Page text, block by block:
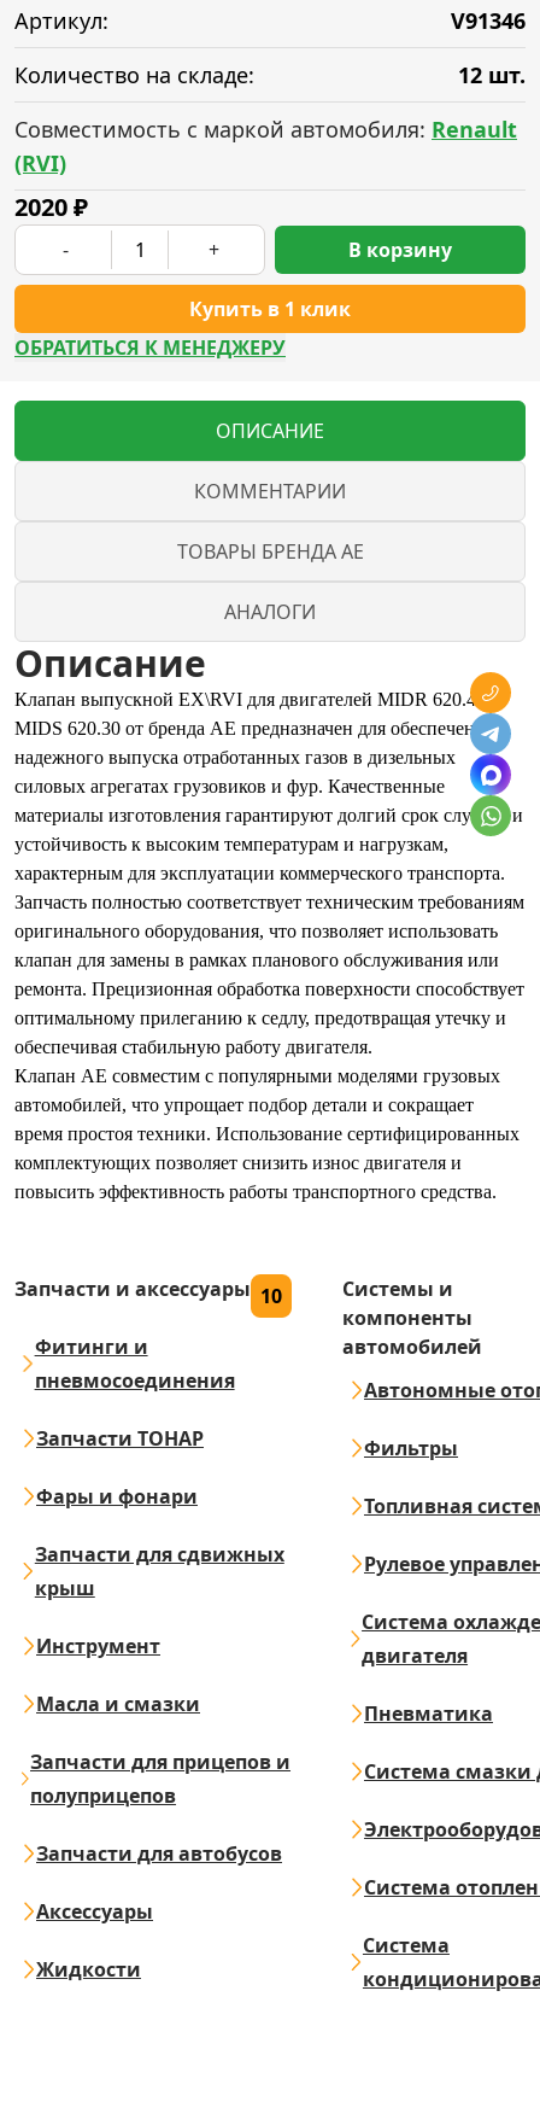
Артикул:
V91346
Количество на складе:
12 шт.
Совместимость с маркой автомобиля: Renault
(RVI)
2020₽
- +
Купить в 1 клик
В корзину
ОБРАТИТЬСЯ К МЕНЕДЖЕРУ
ОПИСАНИЕ
КОММЕНТАРИИ
ТОВАРЫ БРЕНДА AE
АНАЛОГИ
Описание
Клапан выпускной EX\RVI для двигателей MIDR 620.45 и
MIDS 620.30 от бренда AE предназначен для обеспечения
надежного выпуска отработанных газов в дизельных
силовых агрегатах грузовиков и фур. Качественные
материалы изготовления гарантируют долгий срок службы и
устойчивость к высоким температурам и нагрузкам,
характерным для эксплуатации коммерческого транспорта.
Запчасть полностью соответствует техническим требованиям
оригинального оборудования, что позволяет использовать
клапан для замены в рамках планового обслуживания или
ремонта. Прецизионная обработка поверхности способствует
оптимальному прилеганию к седлу, предотвращая утечку и
обеспечивая стабильную работу двигателя.
Клапан AE совместим с популярными моделями грузовых
автомобилей, что упрощает подбор детали и сокращает
время простоя техники. Использование сертифицированных
комплектующих позволяет снизить износ двигателя и
повысить эффективность работы транспортного средства.
Запчасти и аксессуары 10
Фитинги и
пневмосоединения
Запчасти ТОНАР
Фары и фонари
Запчасти для сдвижных
крыш
Инструмент
Масла и смазки
Запчасти для прицепов и
полуприцепов
Запчасти для автобусов
Аксессуары
Жидкости
Системы и
компоненты
автомобилей
Автономные
Фильтры
Топливная
Рулевое
Система
двигателя
Пневматика
Система смазки
Система
Система